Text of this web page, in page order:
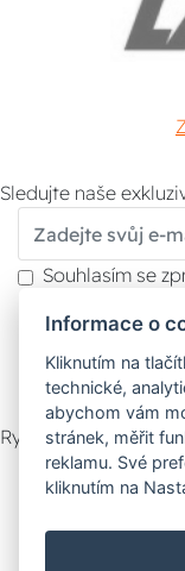
Sledujte naše
Souhlasím se
Více informací
údajů . Souhlas
Rychlý kontakt
Zákaznický
Informace o
Kliknutím na
technické,
abychom vám
stránek, měřit
reklamu. Své
kliknutím na